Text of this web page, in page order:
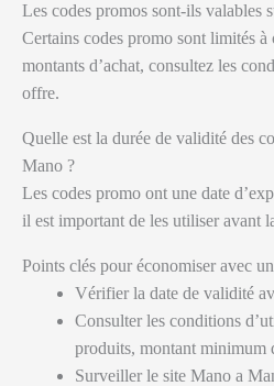
Les codes promos sont-ils valables
Certains codes promo sont limités à
montants d’achat, consultez les
offre.
Quelle est la durée de validité des
Mano ?
Les codes promo ont une date
il est important de les utiliser avant
Points clés pour économiser avec
Vérifier la date de validité
Consulter les conditions
produits, montant minimum
Surveiller le site Mano a